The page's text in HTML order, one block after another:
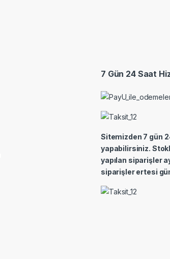
7 Gün 24 Saat
Sitemizden 7 gün
yapabilirsiniz.
yapılan siparişler
siparişler ertesi